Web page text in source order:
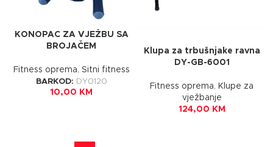
Klupa za trbušnjake ravna
DY-GB-6001
Fitness oprema, Klupe za
vježbanje
124,00 KM
KONOPAC ZA VJEŽBU SA
BROJAČEM
Fitness oprema, Sitni fitness
BARKOD: DY0120
10,00 KM